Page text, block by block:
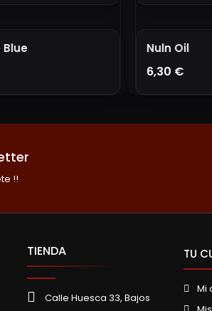
Nuln Oil
6,30 €
!!
TIENDA
Calle Huesca 33, Bajos
TU
Mi